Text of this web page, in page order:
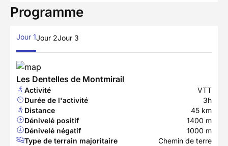
Programme
Jour 1Jour 2Jour 3
Les Dentelles de Montmirail
Activité
VTT
Durée de l'activité
3h
Distance
45 km
Dénivelé positif
1400 m
Dénivelé négatif
1000 m
Type de terrain majoritaire
Chemin de terre